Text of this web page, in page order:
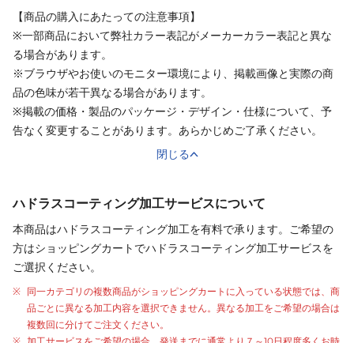
【商品の購入にあたっての注意事項】
※一部商品において弊社カラー表記がメーカーカラー表記と異な
る場合があります。
※ブラウザやお使いのモニター環境により、掲載画像と実際の商
品の色味が若干異なる場合があります。
※掲載の価格・製品のパッケージ・デザイン・仕様について、予
告なく変更することがあります。あらかじめご了承ください。
閉じる
ハドラスコーティング加工サービスについて
本商品はハドラスコーティング加工を有料で承ります。ご希望の
方はショッピングカートでハドラスコーティング加工サービスを
ご選択ください。
同一カテゴリの複数商品がショッピングカートに入っている状態では、商
品ごとに異なる加工内容を選択できません。異なる加工をご希望の場合は
複数回に分けてご注文ください。